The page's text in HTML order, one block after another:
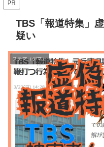
PR
TBS「報道特集」
疑い
ステマ（デマ）